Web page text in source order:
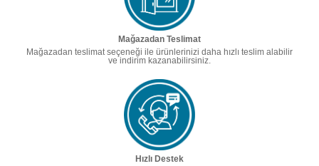
Mağazadan Teslimat
Mağazadan teslimat seçeneği ile ürünlerinizi daha hızlı teslim alabilir
ve indirim kazanabilirsiniz.
Hızlı Destek